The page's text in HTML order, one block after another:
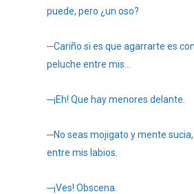
puede, pero ¿un oso?
─Cariño si es que agarrarte es
peluche entre mis…
─¡Eh! Que hay menores delante.
─No seas mojigato y mente sucia,
entre mis labios.
─¡Ves! Obscena.